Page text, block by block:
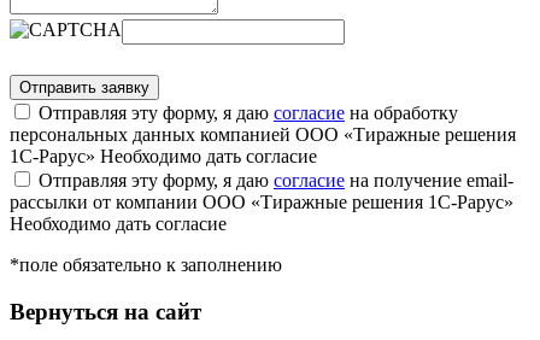
Отправляя эту форму, я даю согласие на обработку
персональных данных компанией ООО «Тиражные решения
1С-Рарус» Необходимо дать согласие
Отправляя эту форму, я даю согласие на получение email-
рассылки от компании ООО «Тиражные решения 1С-Рарус»
Необходимо дать согласие
*поле обязательно к заполнению
Вернуться на сайт